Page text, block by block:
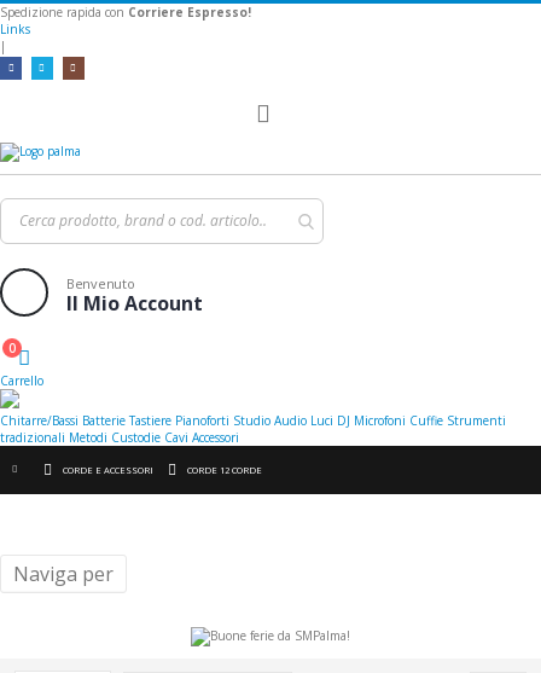
Spedizione rapida con Corriere Espresso!
Links
|
Benvenuto
Il Mio Account
Cart
0
Carrello
Chitarre/Bassi Batterie Tastiere Pianoforti Studio Audio Luci DJ Microfoni Cuffie Strumenti
tradizionali Metodi Custodie Cavi Accessori
CORDE E ACCESSORI CORDE 12 CORDE
Naviga per